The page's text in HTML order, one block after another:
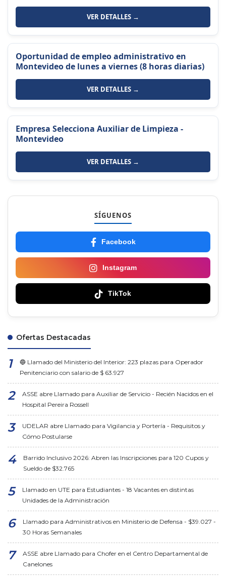
VER DETALLES →
Oportunidad de empleo administrativo en
Montevideo de lunes a viernes (8 horas diarias)
VER DETALLES →
Empresa Selecciona Auxiliar de Limpieza -
Montevideo
VER DETALLES →
SÍGUENOS
Facebook
Instagram
TikTok
Ofertas Destacadas
🔵 Llamado del Ministerio del Interior: 223 plazas para Operador
Penitenciario con salario de $ 63.927
ASSE abre Llamado para Auxiliar de Servicio - Recién Nacidos en el
Hospital Pereira Rossell
UDELAR abre Llamado para Vigilancia y Portería - Requisitos y
Cómo Postularse
Barrido Inclusivo 2026: Abren las Inscripciones para 120 Cupos y
Sueldo de $32.765
Llamado en UTE para Estudiantes - 18 Vacantes en distintas
Unidades de la Administración
Llamado para Administrativos en Ministerio de Defensa - $39.027 -
30 Horas Semanales
ASSE abre Llamado para Chofer en el Centro Departamental de
Canelones